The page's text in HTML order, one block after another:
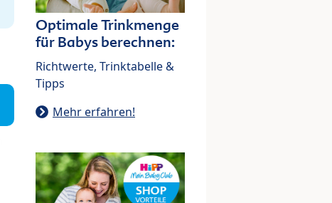
Optimale Trinkmenge
für Babys berechnen:
Richtwerte, Trinktabelle &
Tipps
Mehr erfahren!